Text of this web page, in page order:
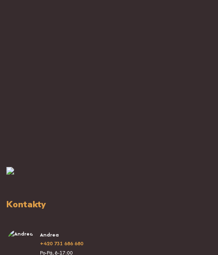
Kontakty
Andrea
+420 731 686 680
Po-Pá, 8-17:00